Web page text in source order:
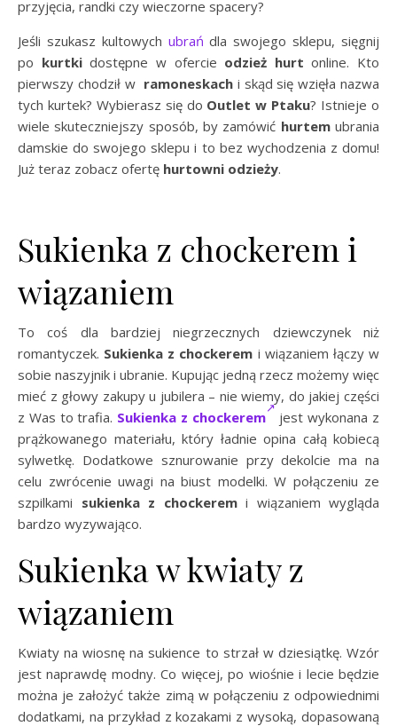
przyjęcia, randki czy wieczorne spacery?
Jeśli szukasz kultowych ubrań dla swojego sklepu, sięgnij
po kurtkidostępne w ofercie odzież hurtonline. Kto
pierwszy chodził w ramoneskach i skąd się wzięła nazwa
tych kurtek? Wybierasz się do Outlet w Ptaku? Istnieje o
wiele skuteczniejszy sposób, by zamówić hurtemubrania
damskie do swojego sklepu i to bez wychodzenia z domu!
Już teraz zobacz ofertę hurtowni odzieży.
Sukienka z chockerem i
wiązaniem
To coś dla bardziej niegrzecznych dziewczynek niż
romantyczek. Sukienka z chockerem i wiązaniem łączy w
sobie naszyjnik i ubranie. Kupując jedną rzecz możemy więc
mieć z głowy zakupy u jubilera – nie wiemy, do jakiej części
z Was to trafia. Sukienka z chockerem
jest wykonana z
prążkowanego materiału, który ładnie opina całą kobiecą
sylwetkę. Dodatkowe sznurowanie przy dekolcie ma na
celu zwrócenie uwagi na biust modelki. W połączeniu ze
szpilkami sukienka z chockeremi wiązaniem wygląda
bardzo wyzywająco.
Sukienka w kwiaty z
wiązaniem
Kwiaty na wiosnę na sukience to strzał w dziesiątkę. Wzór
jest naprawdę modny. Co więcej, po wiośnie i lecie będzie
można je założyć także zimą w połączeniu z odpowiednimi
dodatkami, na przykład z kozakami z wysoką, dopasowaną